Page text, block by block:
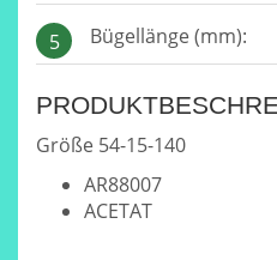
5 Bügellänge (mm):
Größe 54-15-140
AR88007
ACETAT